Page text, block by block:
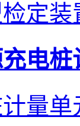
定装
电桩
量单